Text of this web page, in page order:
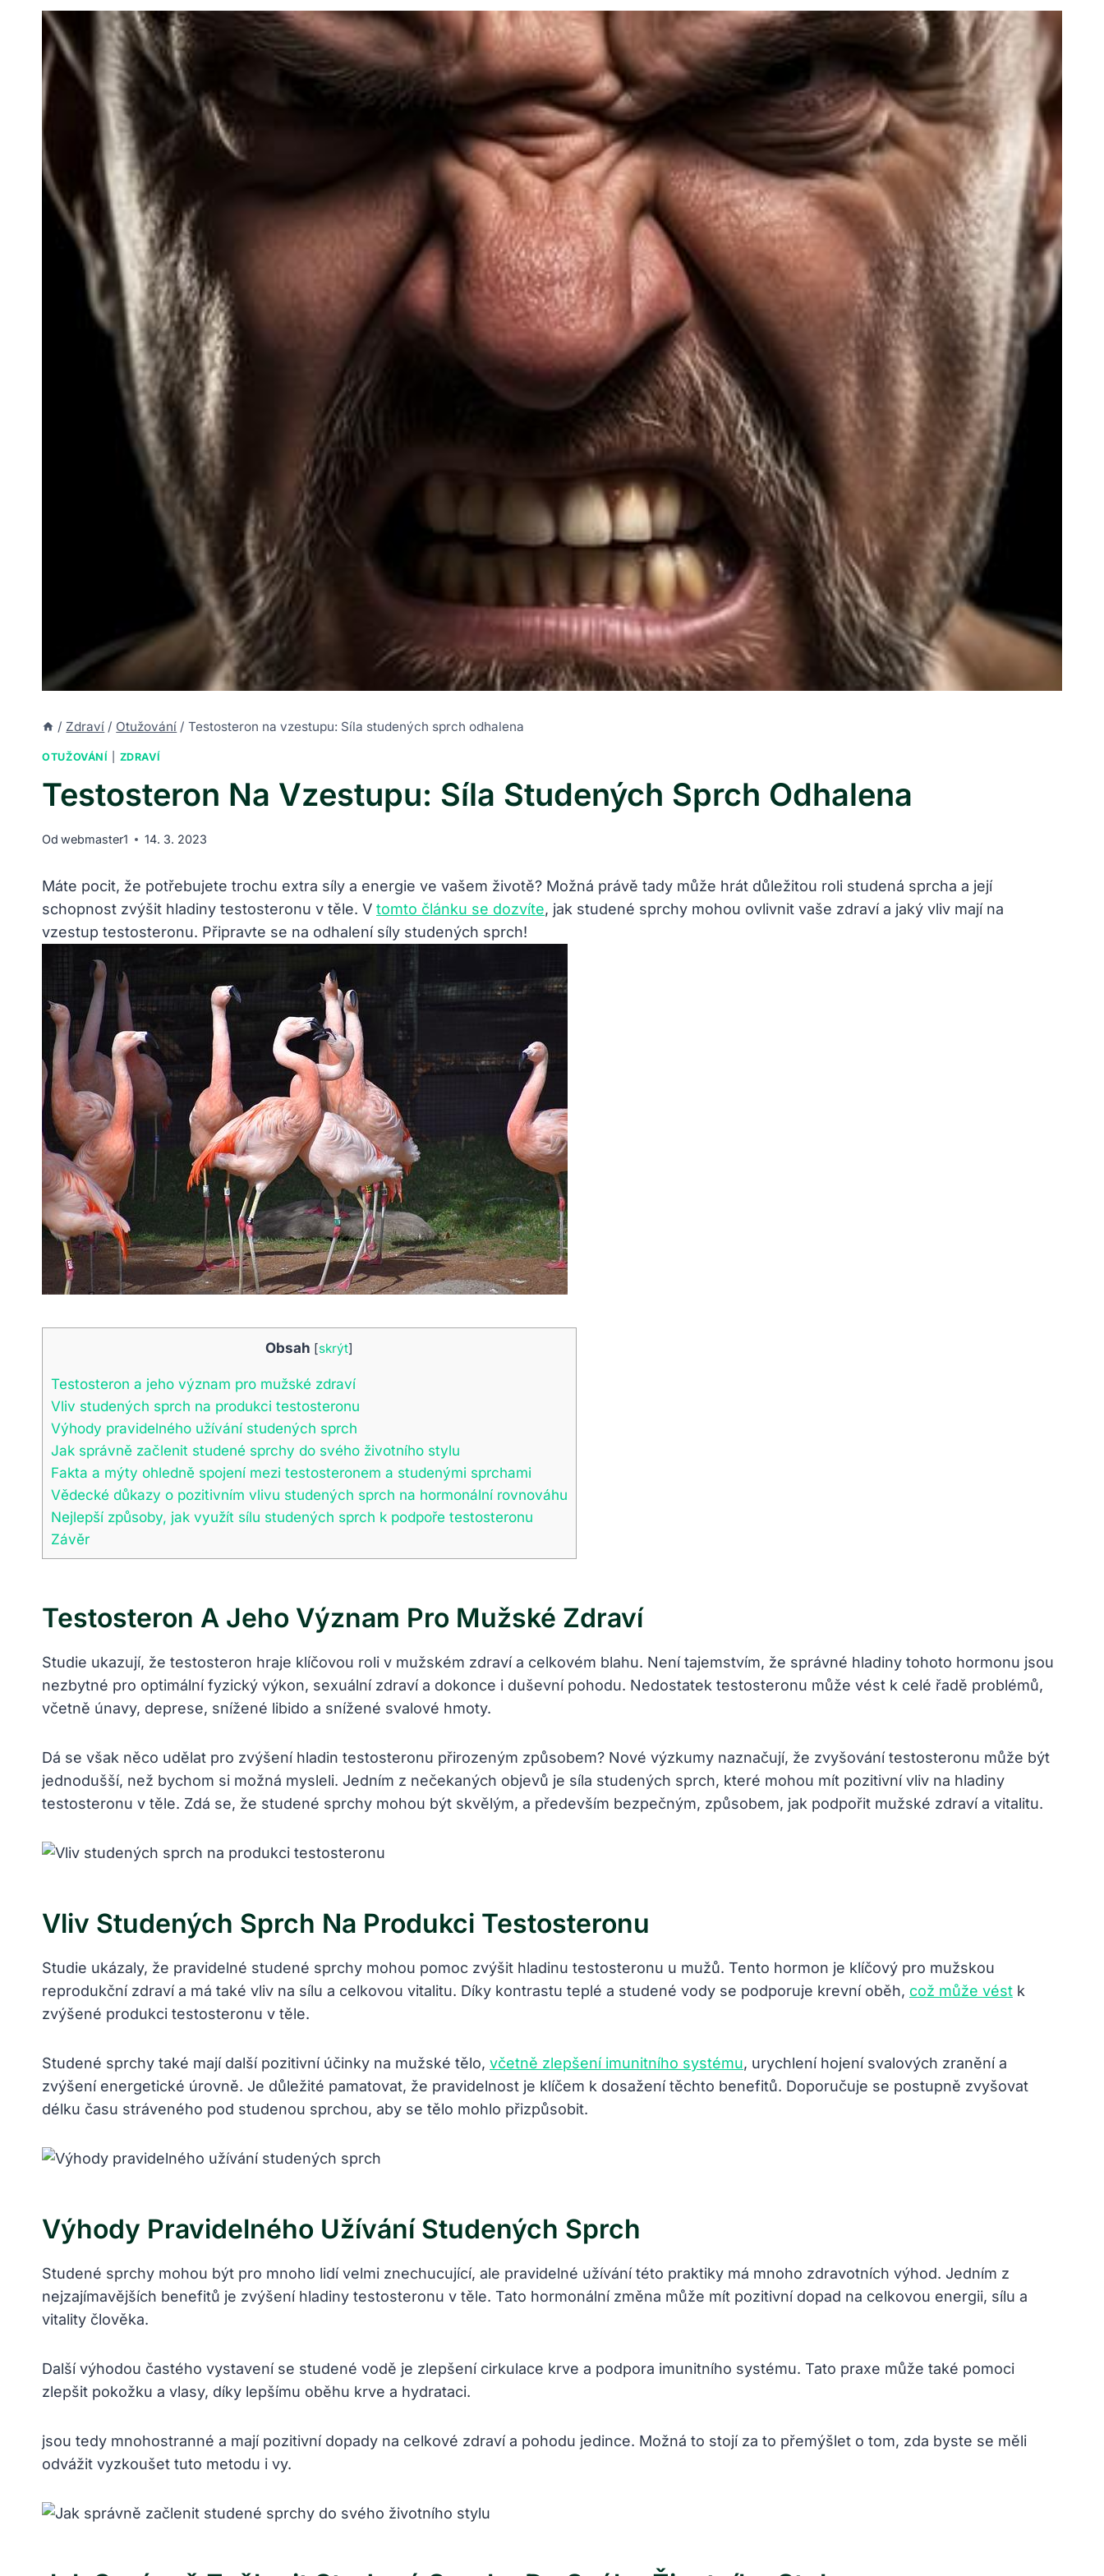
/ Zdraví / Otužování / Testosteron na vzestupu: Síla studených sprch odhalena
OTUŽOVÁNÍ ZDRAVÍ
Testosteron Na Vzestupu: Síla Studených Sprch Odhalena
Od webmaster1 14. 3. 2023
Máte pocit, že potřebujete trochu extra síly a energie ve vašem životě? Možná právě tady může hrát důležitou roli studená sprcha a její
schopnost zvýšit hladiny testosteronu v těle. V tomto článku se dozvíte, jak studené sprchy mohou ovlivnit vaše zdraví a jaký vliv mají na
vzestup testosteronu. Připravte se na odhalení síly studených sprch!
Obsah [skrýt]
Testosteron a jeho význam pro mužské zdraví
Vliv studených sprch na produkci testosteronu
Výhody pravidelného užívání studených sprch
Jak správně začlenit studené sprchy do svého životního stylu
Fakta a mýty ohledně spojení mezi testosteronem a studenými sprchami
Vědecké důkazy o pozitivním vlivu studených sprch na hormonální rovnováhu
Nejlepší způsoby, jak využít sílu studených sprch k podpoře testosteronu
Závěr
Testosteron A Jeho Význam Pro Mužské Zdraví
Studie ukazují, že testosteron hraje klíčovou roli v mužském zdraví a celkovém blahu. Není tajemstvím, že správné hladiny tohoto hormonu jsou
nezbytné pro optimální fyzický výkon, sexuální zdraví a dokonce i duševní pohodu. Nedostatek testosteronu může vést k celé řadě problémů,
včetně únavy, deprese, snížené libido a snížené svalové hmoty.
Dá se však něco udělat pro zvýšení hladin testosteronu přirozeným způsobem? Nové výzkumy naznačují, že zvyšování testosteronu může být
jednodušší, než bychom si možná mysleli. Jedním z nečekaných objevů je síla studených sprch, které mohou mít pozitivní vliv na hladiny
testosteronu v těle. Zdá se, že studené sprchy mohou být skvělým, a především bezpečným, způsobem, jak podpořit mužské zdraví a vitalitu.
Vliv Studených Sprch Na Produkci Testosteronu
Studie ukázaly, že pravidelné studené sprchy mohou pomoc zvýšit hladinu testosteronu u mužů. Tento hormon je klíčový pro mužskou
reprodukční zdraví a má také vliv na sílu a celkovou vitalitu. Díky kontrastu teplé a studené vody se podporuje krevní oběh, což může vést k
zvýšené produkci testosteronu v těle.
Studené sprchy také mají další pozitivní účinky na mužské tělo, včetně zlepšení imunitního systému, urychlení hojení svalových zranění a
zvýšení energetické úrovně. Je důležité pamatovat, že pravidelnost je klíčem k dosažení těchto benefitů. Doporučuje se postupně zvyšovat
délku času stráveného pod studenou sprchou, aby se tělo mohlo přizpůsobit.
Výhody Pravidelného Užívání Studených Sprch
Studené sprchy mohou být pro mnoho lidí velmi znechucující, ale pravidelné užívání této praktiky má mnoho zdravotních výhod. Jedním z
nejzajímavějších benefitů je zvýšení hladiny testosteronu v těle. Tato hormonální změna může mít pozitivní dopad na celkovou energii, sílu a
vitality člověka.
Další výhodou častého vystavení se studené vodě je zlepšení cirkulace krve a podpora imunitního systému. Tato praxe může také pomoci
zlepšit pokožku a vlasy, díky lepšímu oběhu krve a hydrataci.
jsou tedy mnohostranné a mají pozitivní dopady na celkové zdraví a pohodu jedince. Možná to stojí za to přemýšlet o tom, zda byste se měli
odvážit vyzkoušet tuto metodu i vy.